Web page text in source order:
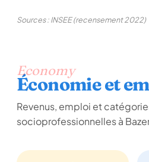
Sources : INSEE (recensement 2022)
Economy
Économie et
Revenus, emploi et
socioprofessionnelles à